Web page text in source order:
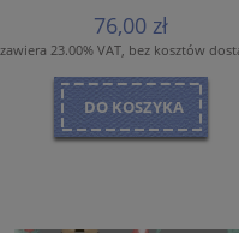
76,00 zł
zawiera 23.00% VAT, bez kosztów
DO KOSZYKA